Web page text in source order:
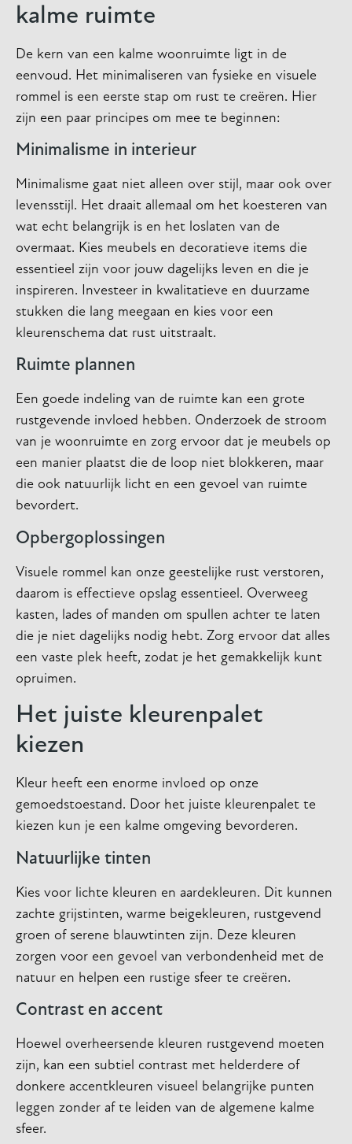
kalme ruimte
De kern van een kalme woonruimte ligt in de
eenvoud. Het minimaliseren van fysieke en visuele
rommel is een eerste stap om rust te creëren. Hier
zijn een paar principes om mee te beginnen:
Minimalisme in interieur
Minimalisme gaat niet alleen over stijl, maar ook over
levensstijl. Het draait allemaal om het koesteren van
wat echt belangrijk is en het loslaten van de
overmaat. Kies meubels en decoratieve items die
essentieel zijn voor jouw dagelijks leven en die je
inspireren. Investeer in kwalitatieve en duurzame
stukken die lang meegaan en kies voor een
kleurenschema dat rust uitstraalt.
Ruimte plannen
Een goede indeling van de ruimte kan een grote
rustgevende invloed hebben. Onderzoek de stroom
van je woonruimte en zorg ervoor dat je meubels op
een manier plaatst die de loop niet blokkeren, maar
die ook natuurlijk licht en een gevoel van ruimte
bevordert.
Opbergoplossingen
Visuele rommel kan onze geestelijke rust verstoren,
daarom is effectieve opslag essentieel. Overweeg
kasten, lades of manden om spullen achter te laten
die je niet dagelijks nodig hebt. Zorg ervoor dat alles
een vaste plek heeft, zodat je het gemakkelijk kunt
opruimen.
Het juiste kleurenpalet
kiezen
Kleur heeft een enorme invloed op onze
gemoedstoestand. Door het juiste kleurenpalet te
kiezen kun je een kalme omgeving bevorderen.
Natuurlijke tinten
Kies voor lichte kleuren en aardekleuren. Dit kunnen
zachte grijstinten, warme beigekleuren, rustgevend
groen of serene blauwtinten zijn. Deze kleuren
zorgen voor een gevoel van verbondenheid met de
natuur en helpen een rustige sfeer te creëren.
Contrast en accent
Hoewel overheersende kleuren rustgevend moeten
zijn, kan een subtiel contrast met helderdere of
donkere accentkleuren visueel belangrijke punten
leggen zonder af te leiden van de algemene kalme
sfeer.